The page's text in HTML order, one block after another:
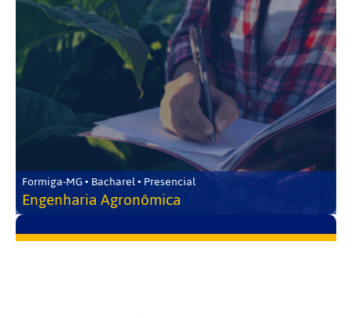
Formiga-MG • Bacharel • Presencial
Engenharia Agronômica